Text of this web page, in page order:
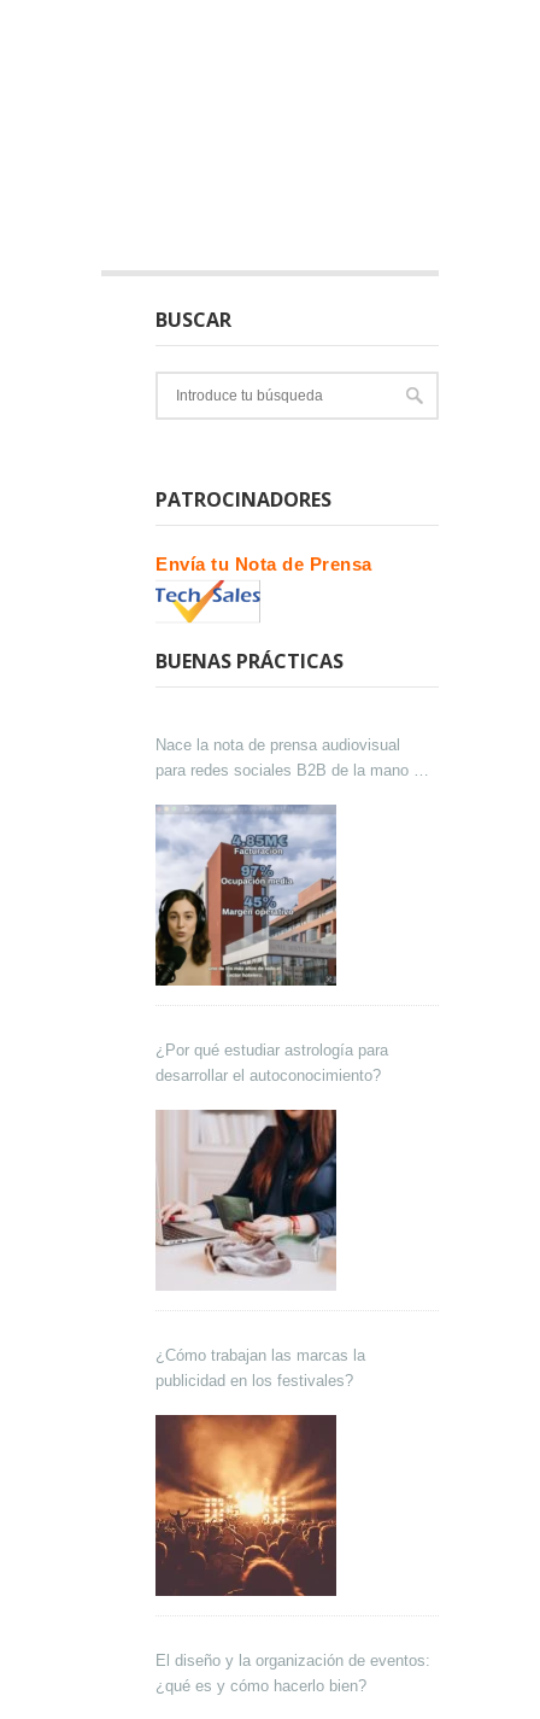
BUSCAR
PATROCINADORES
Envía tu Nota de Prensa
BUENAS PRÁCTICAS
Nace la nota de prensa audiovisual
para redes sociales B2B de la mano de
¿Por qué estudiar astrología para
desarrollar el autoconocimiento?
¿Cómo trabajan las marcas la
publicidad en los festivales?
El diseño y la organización de eventos:
¿qué es y cómo hacerlo bien?